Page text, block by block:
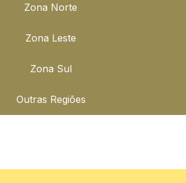
Zona Norte
Zona Leste
Zona Sul
Outras Regiões